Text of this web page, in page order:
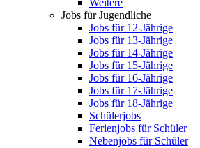
Weitere
Jobs für Jugendliche
Jobs für 12-Jährige
Jobs für 13-Jährige
Jobs für 14-Jährige
Jobs für 15-Jährige
Jobs für 16-Jährige
Jobs für 17-Jährige
Jobs für 18-Jährige
Schülerjobs
Ferienjobs für Schüler
Nebenjobs für Schüler